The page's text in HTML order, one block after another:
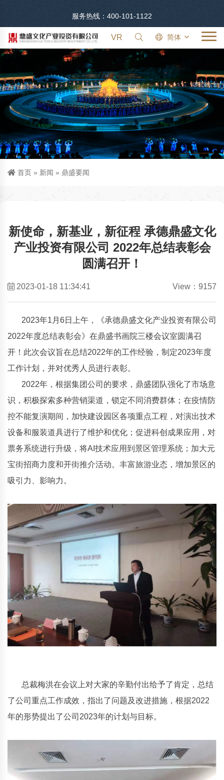
服务热线：400-101-1122
VR 简体
首页 » 新闻 » 鼎盛要闻
新使命，新基业，新征程 承德鼎盛文化
产业投资有限公司 2022年总结表彰会
圆满召开！
View：9157
2023-01-18 11:34:41
2023年1月6日上午，《承德鼎盛文化产业投资有限公司
2022年度总结表彰会》在鼎盛书画院三楼会议室圆满召
开！此次会议旨在总结2022年的工作经验，制定2023年度
工作计划，并对优秀人员进行表彰。
2022年，根据集团公司的要求，鼎盛团队强化了市场意
识，积极探索多种营销渠道，锁定不同消费群体；在疫情防
控不能复演期间，加快建设园区各项重点工程，对演出技术
设备和服装道具进行了维护和优化；促进科创成果应用，对
票务系统进行升级，将AI技术应用到景区管理系统；加大元
宝街招商力度和开街推介活动。丰富旅游业态，增加景区的
吸引力、影响力。
总裁梅洪在会议上对大家的辛勤付出给予了肯定，总结
了公司重点工作成效，指出了问题及改进措施，根据2022
年的形势提出了公司2023年的计划与目标。